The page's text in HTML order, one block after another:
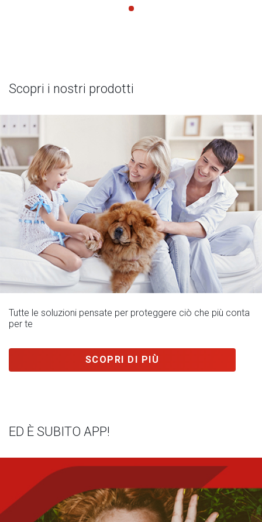
Scopri i nostri prodotti
Tutte le soluzioni pensate per proteggere ciò che più conta
per te
SCOPRI DI PIÙ
ED È SUBITO APP!